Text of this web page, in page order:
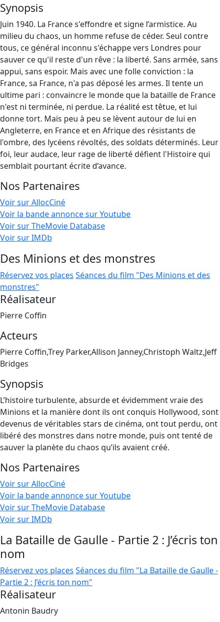
Synopsis
Juin 1940. La France s'effondre et signe l’armistice. Au
milieu du chaos, un homme refuse de céder. Seul contre
tous, ce général inconnu s'échappe vers Londres pour
sauver ce qu'il reste d'un rêve : la liberté. Sans armée, sans
appui, sans espoir. Mais avec une folle conviction : la
France, sa France, n'a pas déposé les armes. Il tente un
ultime pari : convaincre le monde que la bataille de France
n'est ni terminée, ni perdue. La réalité est têtue, et lui
donne tort. Mais peu à peu se lèvent autour de lui en
Angleterre, en France et en Afrique des résistants de
l'ombre, des lycéens révoltés, des soldats déterminés. Leur
foi, leur audace, leur rage de liberté défient l'Histoire qui
semblait pourtant écrite d’avance.
Nos Partenaires
Voir sur AllocCiné
Voir la bande annonce sur Youtube
Voir sur TheMovie Database
Voir sur IMDb
Des Minions et des monstres
Réservez vos places Séances du film "Des Minions et des
monstres"
Réalisateur
Pierre Coffin
Acteurs
Pierre Coffin,Trey Parker,Allison Janney,Christoph Waltz,Jeff
Bridges
Synopsis
L’histoire turbulente, absurde et évidemment vraie des
Minions et la manière dont ils ont conquis Hollywood, sont
devenus de véritables stars de cinéma, ont tout perdu, ont
libéré des monstres dans notre monde, puis ont tenté de
sauver la planète du chaos qu’ils avaient créé.
Nos Partenaires
Voir sur AllocCiné
Voir la bande annonce sur Youtube
Voir sur TheMovie Database
Voir sur IMDb
La Bataille de Gaulle - Partie 2 : J’écris ton
nom
Réservez vos places Séances du film "La Bataille de Gaulle -
Partie 2 : J’écris ton nom"
Réalisateur
Antonin Baudry